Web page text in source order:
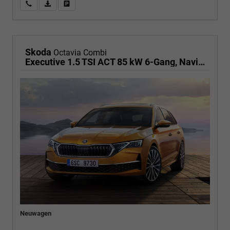
Wir rufen Sie anPDF-Fahrzeugexposé drucken
Skoda Octavia Combi
Executive 1.5 TSI ACT 85 kW 6-Gang, Navigationssystem, 17 Zoll Alufelgen, ACC, PDC, Klimaautomatik, Phone Box, Reserverad, Full LED, 4 Jahre Garantie,
Neuwagen